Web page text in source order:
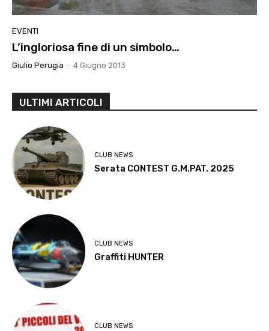
EVENTI
L’ingloriosa fine di un simbolo…
Giulio Perugia - 4 Giugno 2013
ULTIMI ARTICOLI
CLUB NEWS
Serata CONTEST G.M.PAT. 2025
CLUB NEWS
Graffiti HUNTER
CLUB NEWS